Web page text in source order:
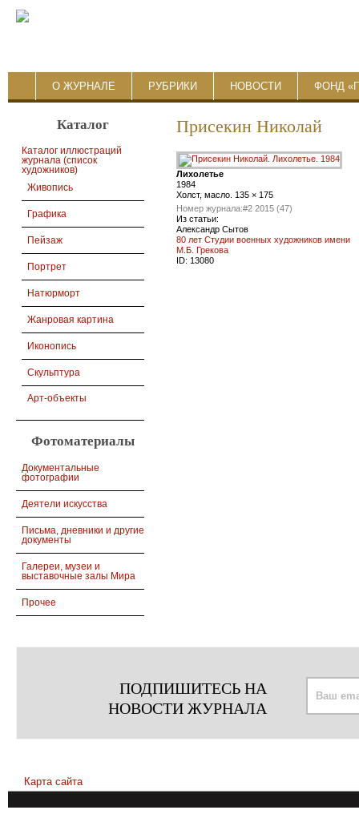
О ЖУРНАЛЕ РУБРИКИ НОВОСТИ ФОНД
Каталог
Каталог иллюстраций
журнала (список
художников)
Живопись
Графика
Пейзаж
Портрет
Натюрморт
Жанровая картина
Иконопись
Скульптура
Арт-объекты
Фотоматериалы
Документальные
фотографии
Деятели искусства
Письма, дневники и другие
документы
Галереи, музеи и
выставочные залы Мира
Прочее
Присекин Николай
Лихолетье
1984
Холст, масло. 135 × 175
Номер журнала:#2 2015 (47)
Из статьи:
Александр Сытов
80 лет Студии военных художников имени
М.Б. Грекова
ID: 13080
ПОДПИШИТЕСЬ НА
НОВОСТИ ЖУРНАЛА
Карта сайта